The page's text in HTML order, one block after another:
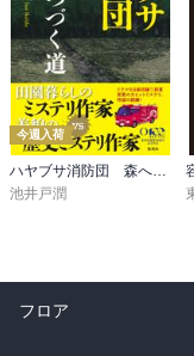
今週入荷
池井戸潤
フロア